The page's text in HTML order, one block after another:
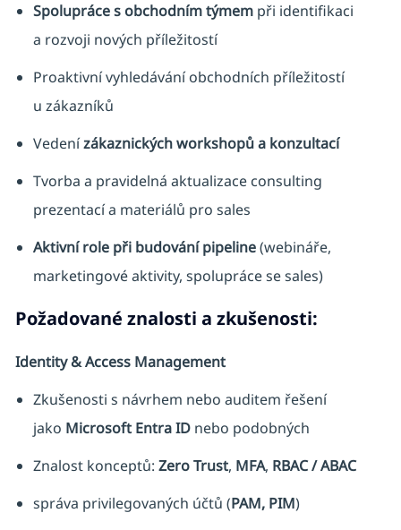
Spolupráce s obchodním týmempři identifikaci
a rozvoji nových příležitostí
Proaktivní vyhledávání obchodních příležitostí
u zákazníků
Vedenízákaznických workshopů a konzultací
Tvorba a pravidelná aktualizace consulting
prezentací a materiálů pro sales
Aktivní role při budování pipeline(webináře,
marketingové aktivity, spolupráce se sales)
Požadované znalosti a zkušenosti:
Identity & Access Management
Zkušenosti s návrhem nebo auditem řešení
jako Microsoft Entra IDnebo podobných
Znalost konceptů: Zero Trust, MFA, RBAC / ABAC
správa privilegovaných účtů (PAM, PIM)